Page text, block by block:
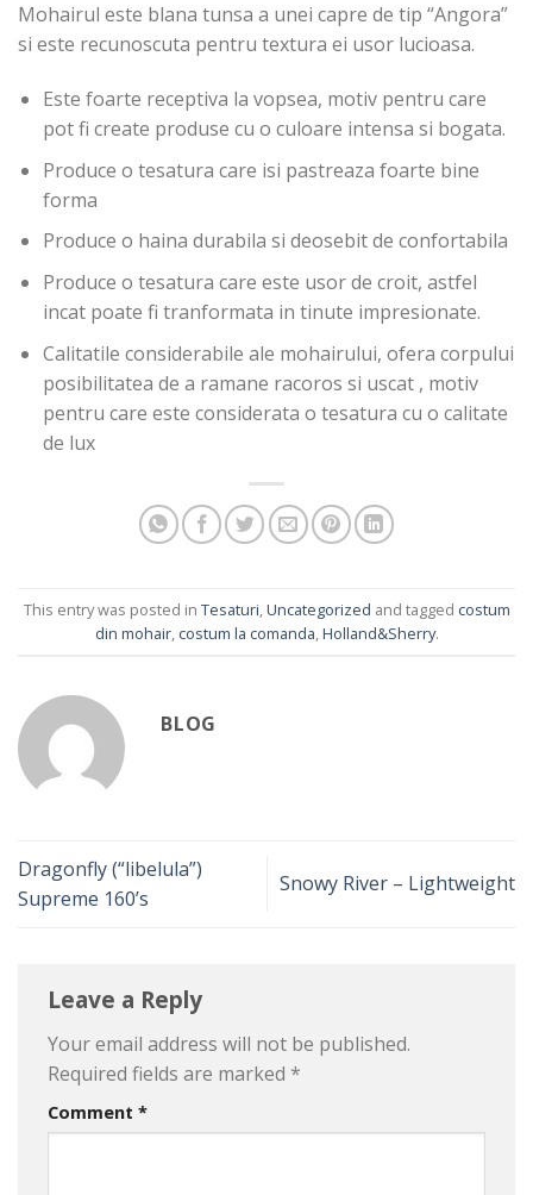
Mohairul este blana tunsa a unei capre de tip “Angora”
si este recunoscuta pentru textura ei usor lucioasa.
Este foarte receptiva la vopsea, motiv pentru care
pot fi create produse cu o culoare intensa si bogata.
Produce o tesatura care isi pastreaza foarte bine
forma
Produce o haina durabila si deosebit de confortabila
Produce o tesatura care este usor de croit, astfel
incat poate fi tranformata in tinute impresionate.
Calitatile considerabile ale mohairului, ofera corpului
posibilitatea de a ramane racoros si uscat , motiv
pentru care este considerata o tesatura cu o calitate
de lux
This entry was posted in Tesaturi,Uncategorized and tagged costum
din mohair, costum la comanda,Holland&Sherry.
BLOG
Dragonfly (“libelula”)
Supreme 160’s
Snowy River – Lightweight
Leave a Reply
Your email address will not be published.
Required fields are marked *
Comment *